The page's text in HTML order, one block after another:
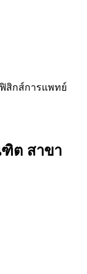
สิกส์การแพทย์
ต สาขา